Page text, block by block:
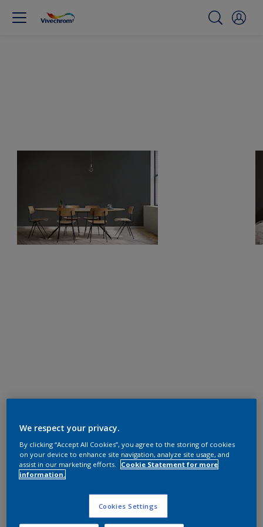
We respect your privacy.
By clicking “Accept All Cookies”, you agree to the storing of cookies
on your device to enhance site navigation, analyze site usage, and
assist in our marketing efforts.
Cookie Statement for more
information.
Cookies Settings